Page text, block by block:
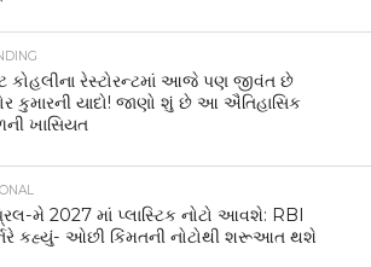
કોહલીના રેસ્ટોરન્ટમાં આજે પણ જીવંત છે
કુમારની યાદો! જાણો શું છે આ ઐતિહાસિક
ખાસિયત
મે 2027 માં પ્લાસ્ટિક નોટો આવશે: RBI
કહ્યું- ઓછી કિંમતની નોટોથી શરૂઆત થશે